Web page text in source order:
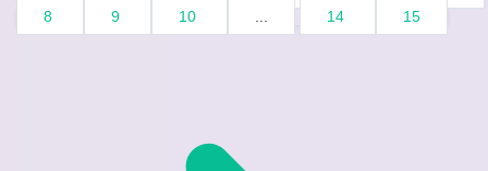
8
9 10 14 15